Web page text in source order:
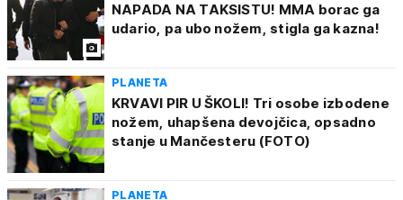
NAPADA NA TAKSISTU! MMA borac ga
udario, pa ubo nožem, stigla ga kazna!
PLANETA
KRVAVI PIR U ŠKOLI! Tri osobe izbodene
nožem, uhapšena devojčica, opsadno
stanje u Mančesteru (FOTO)
PLANETA